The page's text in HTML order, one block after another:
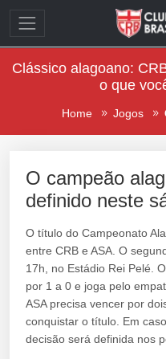
Clássico alagoano:
o que
Home Jogos
O campeão
definido neste
O título do Campeonato
entre CRB e ASA. O
17h, no Estádio Rei Pelé.
por 1 a 0 e joga pelo
ASA precisa vencer por
conquistar o título. Em
decisão será definida nos